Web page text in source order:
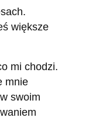
większe
mi chodzi.
mnie
swoim